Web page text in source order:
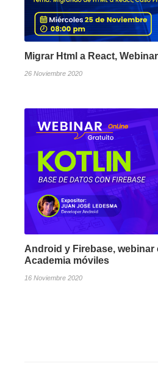
Migrar Html a React, Webinar
26 Noviembre 2020
Android y Firebase, webinar
Academia móviles
16 Noviembre 2020